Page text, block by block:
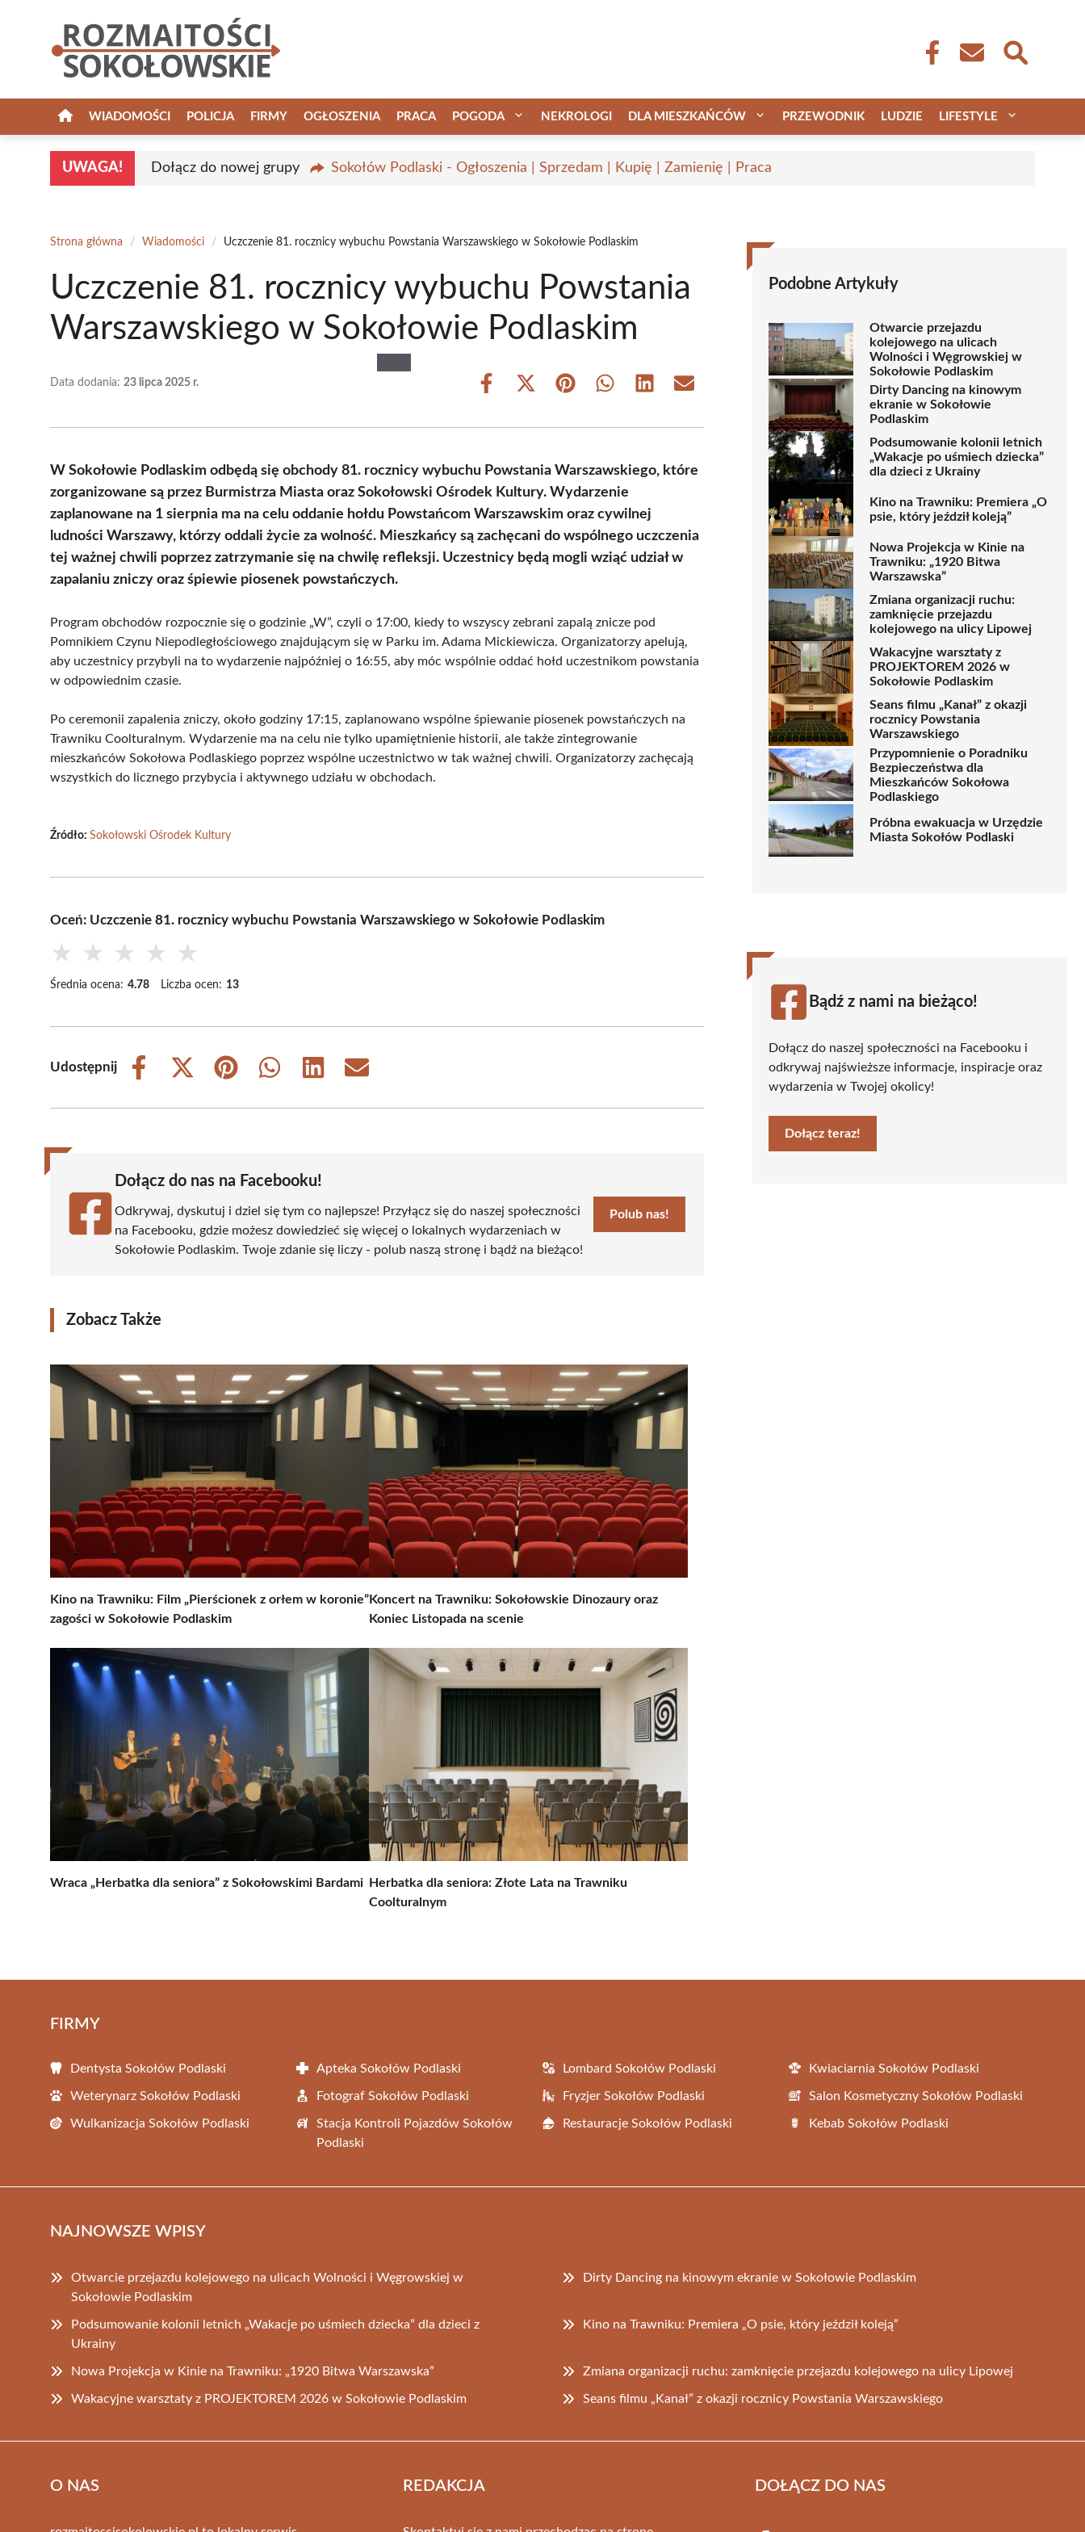
WIADOMOŚCI POLICJA FIRMY OGŁOSZENIA PRACA POGODA NEKROLOGI DLA MIESZKAŃCÓW PRZEWODNIK LUDZIE LIFESTYLE
UWAGA! Dołącz do nowej grupy Sokołów Podlaski - Ogłoszenia | Sprzedam | Kupię | Zamienię | Praca
Strona główna / Wiadomości / Uczczenie 81. rocznicy wybuchu Powstania Warszawskiego w Sokołowie Podlaskim
Uczczenie 81. rocznicy wybuchu Powstania
Warszawskiego w Sokołowie Podlaskim
Data dodania: 23 lipca 2025 r.
Share
Share
(Twitter)
Share Share Share Share
W Sokołowie Podlaskim odbędą się obchody 81. rocznicy wybuchu Powstania Warszawskiego, które
zorganizowane są przez Burmistrza Miasta oraz Sokołowski Ośrodek Kultury. Wydarzenie
zaplanowane na 1 sierpnia ma na celu oddanie hołdu Powstańcom Warszawskim oraz cywilnej
ludności Warszawy, którzy oddali życie za wolność. Mieszkańcy są zachęcani do wspólnego uczczenia
tej ważnej chwili poprzez zatrzymanie się na chwilę refleksji. Uczestnicy będą mogli wziąć udział w
zapalaniu zniczy oraz śpiewie piosenek powstańczych.
Program obchodów rozpocznie się o godzinie „W”, czyli o 17:00, kiedy to wszyscy zebrani zapalą znicze pod
Pomnikiem Czynu Niepodległościowego znajdującym się w Parku im. Adama Mickiewicza. Organizatorzy apelują,
aby uczestnicy przybyli na to wydarzenie najpóźniej o 16:55, aby móc wspólnie oddać hołd uczestnikom powstania
w odpowiednim czasie.
Po ceremonii zapalenia zniczy, około godziny 17:15, zaplanowano wspólne śpiewanie piosenek powstańczych na
Trawniku Coolturalnym. Wydarzenie ma na celu nie tylko upamiętnienie historii, ale także zintegrowanie
mieszkańców Sokołowa Podlaskiego poprzez wspólne uczestnictwo w tak ważnej chwili. Organizatorzy zachęcają
wszystkich do licznego przybycia i aktywnego udziału w obchodach.
Źródło: Sokołowski Ośrodek Kultury
Oceń: Uczczenie 81. rocznicy wybuchu Powstania Warszawskiego w Sokołowie Podlaskim
★ ★ ★ ★ ★
Średnia ocena: 4.78 Liczba ocen: 13
Udostępnij
Share
Share
(Twitter)
Share
Share
Share
Share
Dołącz do nas na Facebooku!
Odkrywaj, dyskutuj i dziel się tym co najlepsze! Przyłącz się do naszej społeczności
na Facebooku, gdzie możesz dowiedzieć się więcej o lokalnych wydarzeniach w
Sokołowie Podlaskim. Twoje zdanie się liczy - polub naszą stronę i bądź na bieżąco!
Polub nas!
Zobacz Także
Kino na Trawniku: Film „Pierścionek z orłem w koronie”
zagości w Sokołowie Podlaskim
Koncert na Trawniku: Sokołowskie Dinozaury oraz
Koniec Listopada na scenie
Wraca „Herbatka dla seniora” z Sokołowskimi Bardami
Herbatka dla seniora: Złote Lata na Trawniku
Coolturalnym
Podobne Artykuły
Otwarcie przejazdu
kolejowego na ulicach
Wolności i Węgrowskiej w
Sokołowie Podlaskim
Dirty Dancing na kinowym
ekranie w Sokołowie
Podlaskim
Podsumowanie kolonii letnich
„Wakacje po uśmiech dziecka”
dla dzieci z Ukrainy
Kino na Trawniku: Premiera „O
psie, który jeździł koleją”
Nowa Projekcja w Kinie na
Trawniku: „1920 Bitwa
Warszawska”
Zmiana organizacji ruchu:
zamknięcie przejazdu
kolejowego na ulicy Lipowej
Wakacyjne warsztaty z
PROJEKTOREM 2026 w
Sokołowie Podlaskim
Seans filmu „Kanał” z okazji
rocznicy Powstania
Warszawskiego
Przypomnienie o Poradniku
Bezpieczeństwa dla
Mieszkańców Sokołowa
Podlaskiego
Próbna ewakuacja w Urzędzie
Miasta Sokołów Podlaski
Bądź z nami na bieżąco!
Dołącz do naszej społeczności na Facebooku i
odkrywaj najświeższe informacje, inspiracje oraz
wydarzenia w Twojej okolicy!
Dołącz teraz!
FIRMY
Dentysta Sokołów Podlaski Apteka Sokołów Podlaski Lombard Sokołów Podlaski Kwiaciarnia Sokołów Podlaski
Weterynarz Sokołów Podlaski Fotograf Sokołów Podlaski Fryzjer Sokołów Podlaski Salon Kosmetyczny Sokołów Podlaski
Wulkanizacja Sokołów Podlaski
Stacja Kontroli Pojazdów Sokołów
Podlaski
Restauracje Sokołów Podlaski Kebab Sokołów Podlaski
NAJNOWSZE WPISY
Otwarcie przejazdu kolejowego na ulicach Wolności i Węgrowskiej w
Sokołowie Podlaskim
Dirty Dancing na kinowym ekranie w Sokołowie Podlaskim
Podsumowanie kolonii letnich „Wakacje po uśmiech dziecka” dla dzieci z
Ukrainy
Kino na Trawniku: Premiera „O psie, który jeździł koleją”
Nowa Projekcja w Kinie na Trawniku: „1920 Bitwa Warszawska” Zmiana organizacji ruchu: zamknięcie przejazdu kolejowego na ulicy Lipowej
Wakacyjne warsztaty z PROJEKTOREM 2026 w Sokołowie Podlaskim Seans filmu „Kanał” z okazji rocznicy Powstania Warszawskiego
O NAS REDAKCJA DOŁĄCZ DO NAS